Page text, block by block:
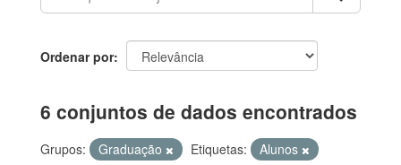
Ordenar por
6 conjuntos de dados encontrados
Grupos: Graduação Etiquetas:
Alunos